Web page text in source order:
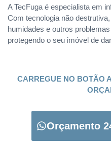
A TecFuga é especialista em
Com tecnologia não
humidades e outros
protegendo o seu imóvel de
CARREGUE NO BOTÃO
Orçamento